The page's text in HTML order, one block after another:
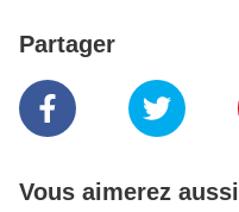
Partager
Vous aimerez aussi